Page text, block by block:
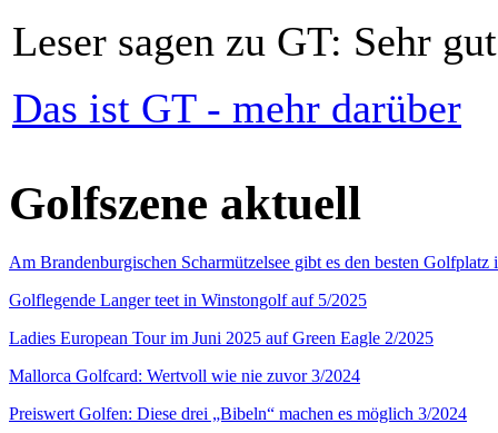
Leser sagen zu GT: Sehr
Das ist GT - mehr darüber
Golfszene aktuell
Am Brandenburgischen Scharmützelsee gibt es den besten
Golflegende Langer teet in Winstongolf auf 5/2025
Ladies European Tour im Juni 2025 auf Green Eagle 2/2025
Mallorca Golfcard: Wertvoll wie nie zuvor 3/2024
Preiswert Golfen: Diese drei „Bibeln“ machen es möglich 3/2024